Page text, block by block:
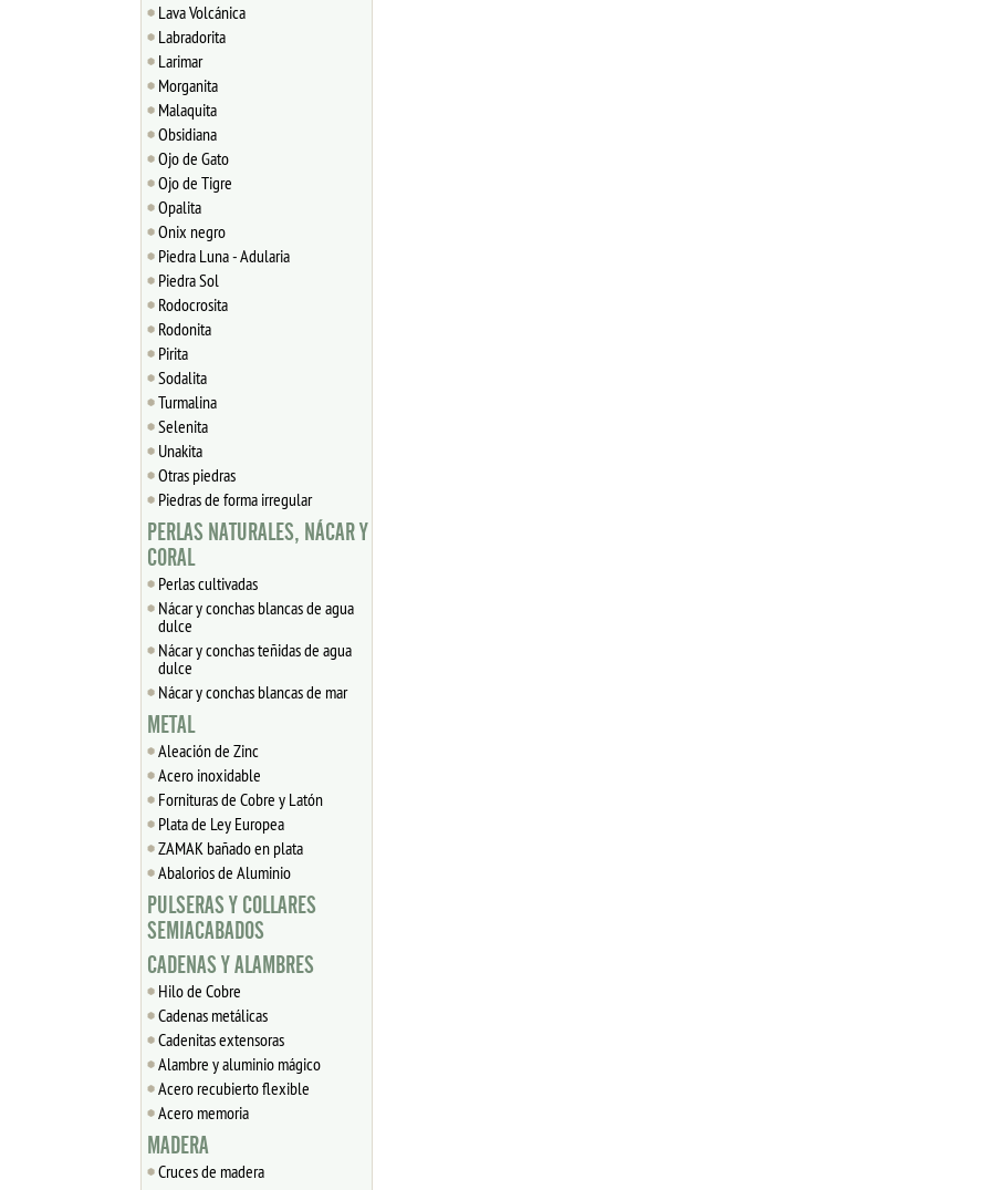
Lava Volcánica
Labradorita
Larimar
Morganita
Malaquita
Obsidiana
Ojo de Gato
Ojo de Tigre
Opalita
Onix negro
Piedra Luna - Adularia
Piedra Sol
Rodocrosita
Rodonita
Pirita
Sodalita
Turmalina
Selenita
Unakita
Otras piedras
Piedras de forma irregular
PERLAS NATURALES, NÁCAR Y
CORAL
Perlas cultivadas
Nácar y conchas blancas de agua
dulce
Nácar y conchas teñidas de agua
dulce
Nácar y conchas blancas de mar
METAL
Aleación de Zinc
Acero inoxidable
Fornituras de Cobre y Latón
Plata de Ley Europea
ZAMAK bañado en plata
Abalorios de Aluminio
PULSERAS Y COLLARES
SEMIACABADOS
CADENAS Y ALAMBRES
Hilo de Cobre
Cadenas metálicas
Cadenitas extensoras
Alambre y aluminio mágico
Acero recubierto flexible
Acero memoria
MADERA
Cruces de madera